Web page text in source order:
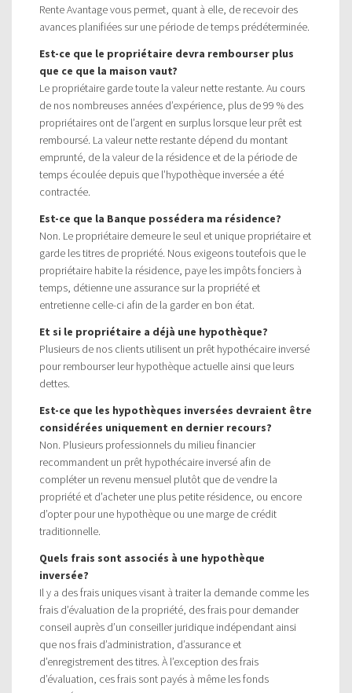
Rente Avantage vous permet, quant à elle, de recevoir des
avances planifiées sur une période de temps prédéterminée.
Est-ce que le propriétaire devra rembourser plus
que ce que la maison vaut?
Le propriétaire garde toute la valeur nette restante. Au cours
de nos nombreuses années d’expérience, plus de 99 % des
propriétaires ont de l’argent en surplus lorsque leur prêt est
remboursé. La valeur nette restante dépend du montant
emprunté, de la valeur de la résidence et de la période de
temps écoulée depuis que l’hypothèque inversée a été
contractée.
Est-ce que la Banque possédera ma résidence?
Non. Le propriétaire demeure le seul et unique propriétaire et
garde les titres de propriété. Nous exigeons toutefois que le
propriétaire habite la résidence, paye les impôts fonciers à
temps, détienne une assurance sur la propriété et
entretienne celle-ci afin de la garder en bon état.
Et si le propriétaire a déjà une hypothèque?
Plusieurs de nos clients utilisent un prêt hypothécaire inversé
pour rembourser leur hypothèque actuelle ainsi que leurs
dettes.
Est-ce que les hypothèques inversées devraient être
considérées uniquement en dernier recours?
Non. Plusieurs professionnels du milieu financier
recommandent un prêt hypothécaire inversé afin de
compléter un revenu mensuel plutôt que de vendre la
propriété et d’acheter une plus petite résidence, ou encore
d’opter pour une hypothèque ou une marge de crédit
traditionnelle.
Quels frais sont associés à une hypothèque
inversée?
Il y a des frais uniques visant à traiter la demande comme les
frais d’évaluation de la propriété, des frais pour demander
conseil auprès d’un conseiller juridique indépendant ainsi
que nos frais d’administration, d’assurance et
d’enregistrement des titres. À l’exception des frais
d’évaluation, ces frais sont payés à même les fonds